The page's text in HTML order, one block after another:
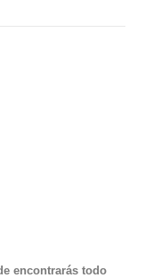
encontrarás todo